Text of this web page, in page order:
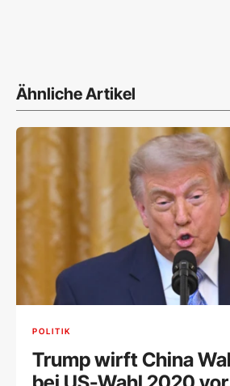
Ähnliche Artikel
POLITIK
Trump wirft China